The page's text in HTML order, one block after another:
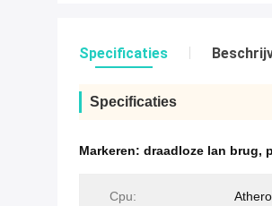
Specificaties
Specificaties
Markeren: draadloze lan brug,
Cpu: